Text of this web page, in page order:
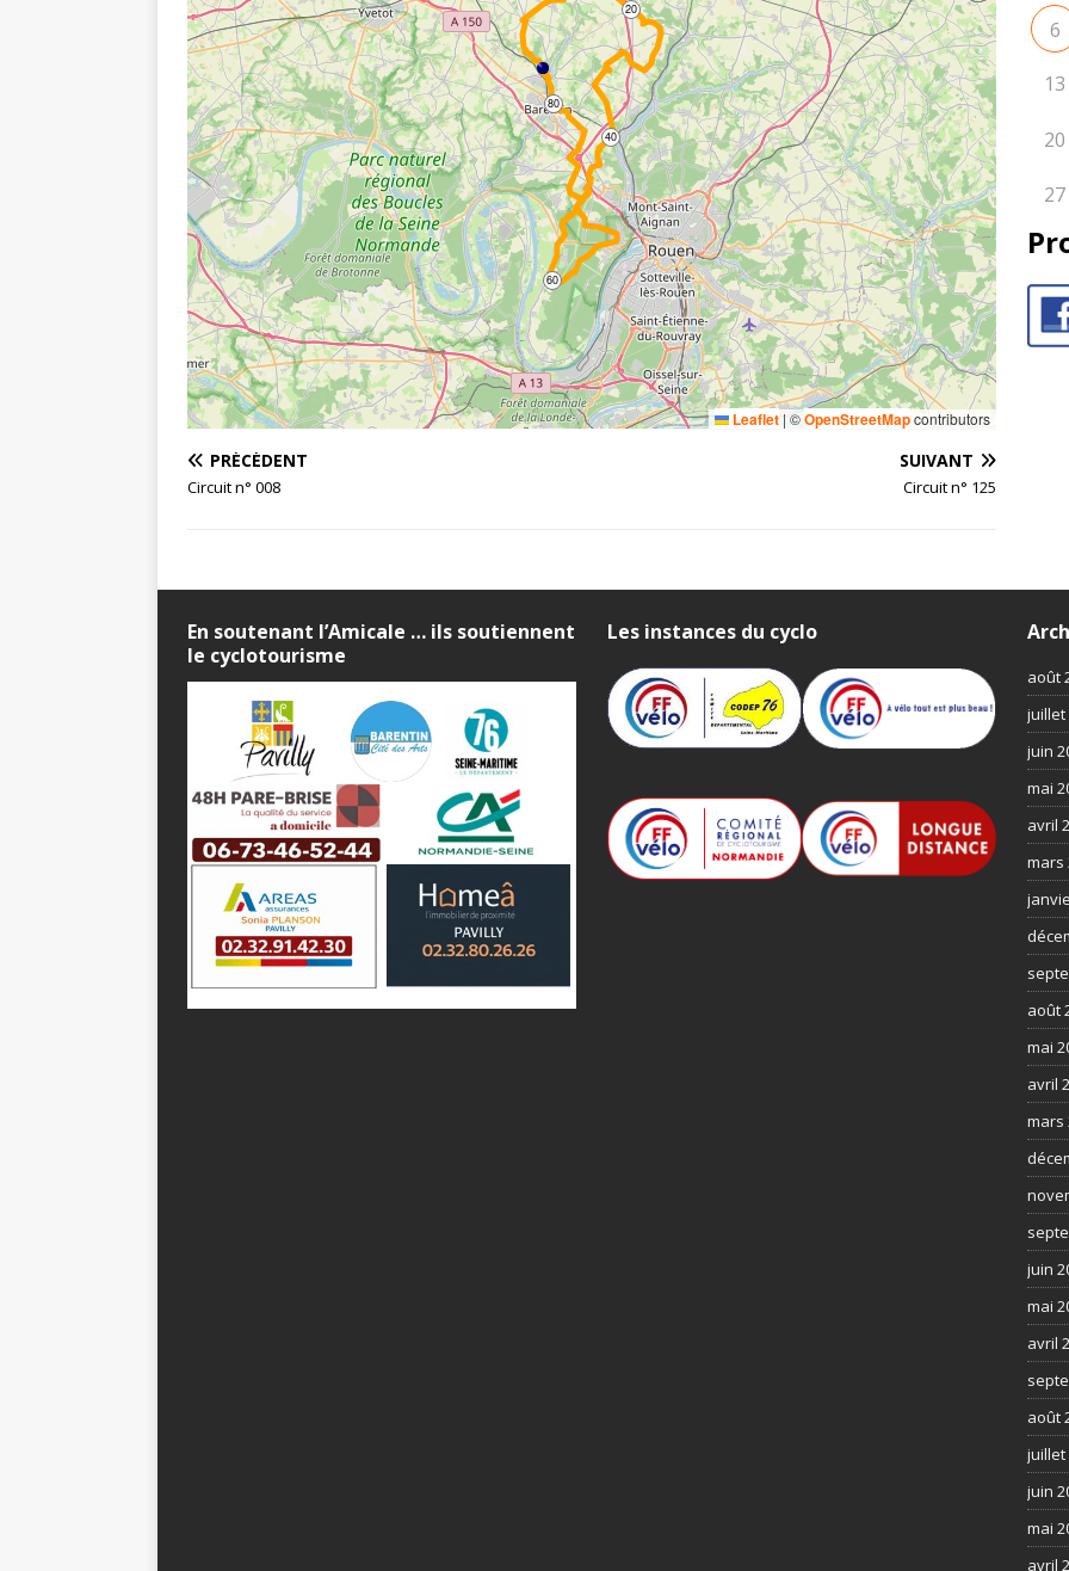
80
40
20
60
Leaflet | ©OpenStreetMapcontributors
PRÉCÉDENT
Circuit n° 008
SUIVANT
Circuit n° 125
6
13
20
27
En soutenant l’Amicale … ils soutiennent
le cyclotourisme
Les instances du cyclo
août
juillet
juin
mai
avril
mars
août
mai
avril
mars
juin
mai
avril
août
juillet
juin
mai
avril